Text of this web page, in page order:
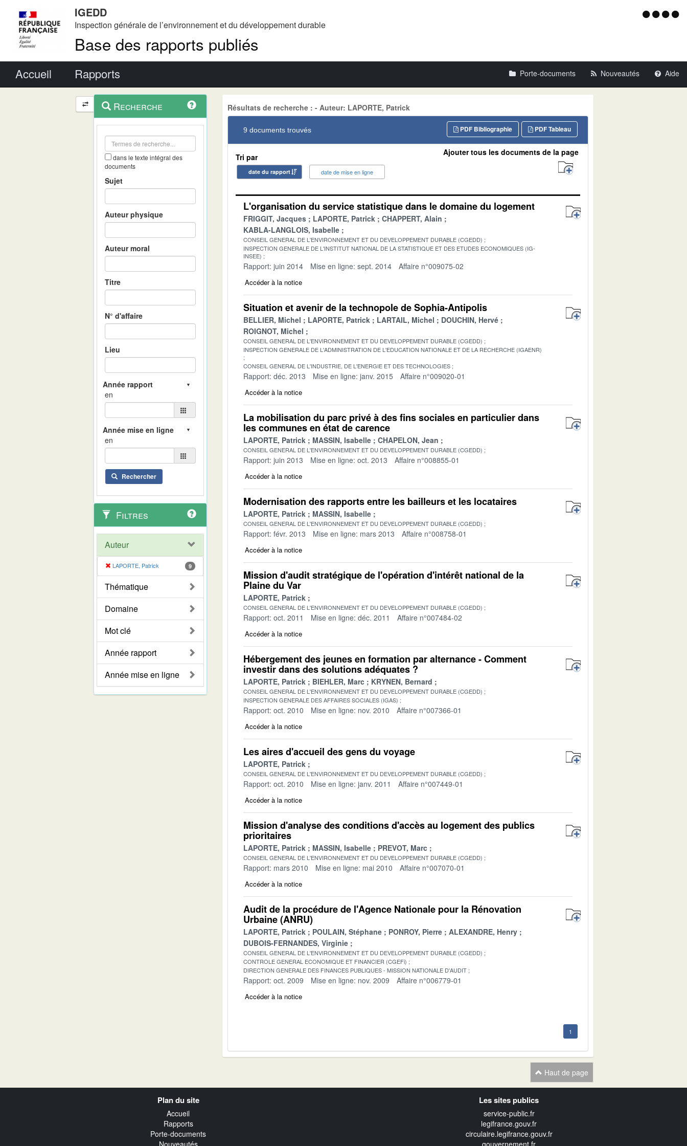
IGEDD
Inspection générale de l’environnement et du développement durable
Base des rapports publiés
Menu
Accueil Rapports Porte-documents Nouveautés Aide
Navigation
et
outils
contextuel
Recherche
dans le texte intégral des
documents
Sujet
Auteur physique
Auteur moral
Titre
N° d'affaire
Lieu
en
en
Rechercher
Filtres
Auteur
LAPORTE, Patrick 9
Thématique
Domaine
Mot clé
Année rapport
Année mise en ligne
Résultats de recherche : - Auteur: LAPORTE, Patrick
9 documents trouvés PDF Tableau
PDF Bibliographie
Tri par
date du rapport date de mise en ligne
Ajouter tous les documents de la page
L'organisation du service statistique dans le domaine du logement
FRIGGIT, Jacques LAPORTE, Patrick
CHAPPERT, Alain
KABLA-LANGLOIS, Isabelle
CONSEIL GENERAL DE L'ENVIRONNEMENT ET DU DEVELOPPEMENT DURABLE (CGEDD)
INSPECTION GENERALE DE L'INSTITUT NATIONAL DE LA STATISTIQUE ET DES ETUDES ECONOMIQUES (IG-
INSEE)
Rapport: juin 2014 Mise en ligne: sept. 2014 Affaire n°009075-02
Accéder à la notice
Situation et avenir de la technopole de Sophia-Antipolis
BELLIER, Michel LAPORTE, Patrick LARTAIL, Michel
DOUCHIN, Hervé
ROIGNOT, Michel
CONSEIL GENERAL DE L'ENVIRONNEMENT ET DU DEVELOPPEMENT DURABLE (CGEDD)
INSPECTION GENERALE DE L'ADMINISTRATION DE L'EDUCATION NATIONALE ET DE LA RECHERCHE (IGAENR)
CONSEIL GENERAL DE L'INDUSTRIE, DE L'ENERGIE ET DES TECHNOLOGIES
Rapport: déc. 2013 Mise en ligne: janv. 2015 Affaire n°009020-01
Accéder à la notice
La mobilisation du parc privé à des fins sociales en particulier dans
les communes en état de carence
LAPORTE, Patrick MASSIN, Isabelle CHAPELON, Jean
CONSEIL GENERAL DE L'ENVIRONNEMENT ET DU DEVELOPPEMENT DURABLE (CGEDD)
Rapport: juin 2013 Mise en ligne: oct. 2013 Affaire n°008855-01
Accéder à la notice
Modernisation des rapports entre les bailleurs et les locataires
LAPORTE, Patrick MASSIN, Isabelle
CONSEIL GENERAL DE L'ENVIRONNEMENT ET DU DEVELOPPEMENT DURABLE (CGEDD)
Rapport: févr. 2013 Mise en ligne: mars 2013 Affaire n°008758-01
Accéder à la notice
Mission d'audit stratégique de l'opération d'intérêt national de la
Plaine du Var
LAPORTE, Patrick
CONSEIL GENERAL DE L'ENVIRONNEMENT ET DU DEVELOPPEMENT DURABLE (CGEDD)
Rapport: oct. 2011 Mise en ligne: déc. 2011 Affaire n°007484-02
Accéder à la notice
Hébergement des jeunes en formation par alternance - Comment
investir dans des solutions adéquates ?
LAPORTE, Patrick BIEHLER, Marc KRYNEN, Bernard
CONSEIL GENERAL DE L'ENVIRONNEMENT ET DU DEVELOPPEMENT DURABLE (CGEDD)
INSPECTION GENERALE DES AFFAIRES SOCIALES (IGAS)
Rapport: oct. 2010 Mise en ligne: nov. 2010 Affaire n°007366-01
Accéder à la notice
Les aires d'accueil des gens du voyage
LAPORTE, Patrick
CONSEIL GENERAL DE L'ENVIRONNEMENT ET DU DEVELOPPEMENT DURABLE (CGEDD)
Rapport: oct. 2010 Mise en ligne: janv. 2011 Affaire n°007449-01
Accéder à la notice
Mission d'analyse des conditions d'accès au logement des publics
prioritaires
LAPORTE, Patrick MASSIN, Isabelle PREVOT, Marc
CONSEIL GENERAL DE L'ENVIRONNEMENT ET DU DEVELOPPEMENT DURABLE (CGEDD)
Rapport: mars 2010 Mise en ligne: mai 2010 Affaire n°007070-01
Accéder à la notice
Audit de la procédure de l'Agence Nationale pour la Rénovation
Urbaine (ANRU)
LAPORTE, Patrick POULAIN, Stéphane PONROY, Pierre
ALEXANDRE, Henry
DUBOIS-FERNANDES, Virginie
CONSEIL GENERAL DE L'ENVIRONNEMENT ET DU DEVELOPPEMENT DURABLE (CGEDD)
CONTROLE GENERAL ECONOMIQUE ET FINANCIER (CGEFi)
DIRECTION GENERALE DES FINANCES PUBLIQUES - MISSION NATIONALE D'AUDIT
Rapport: oct. 2009 Mise en ligne: nov. 2009 Affaire n°006779-01
Accéder à la notice
1
Haut de page
Plan du site
Accueil
Rapports
Porte-documents
Nouveautés
Les sites publics
service-public.fr
legifrance.gouv.fr
circulaire.legifrance.gouv.fr
gouvernement.fr